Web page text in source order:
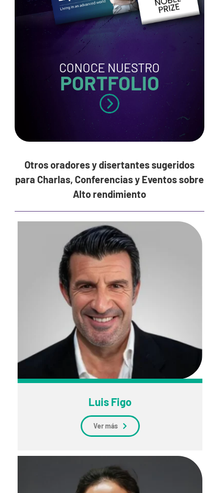
CONOCE NUESTRO
PORTFOLIO
Otros oradores y disertantes sugeridos
para Charlas, Conferencias y Eventos sobre
Alto rendimiento
Luis Figo
Ver más